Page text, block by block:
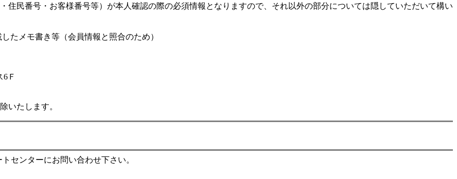
民番号・お客様番号等）が本人確認の際の必須情報となりますので、それ以外の部分については隠していただいて構い
たメモ書き等（会員情報と照合のため）
Ｆ
いたします。
センターにお問い合わせ下さい。